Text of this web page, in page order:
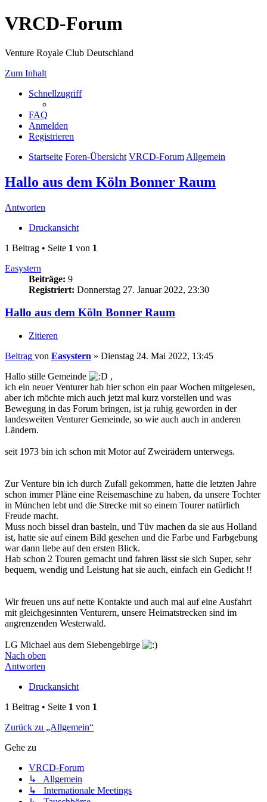
VRCD-Forum
Venture Royale Club Deutschland
Zum Inhalt
Schnellzugriff
FAQ
Anmelden
Registrieren
Startseite Foren-Übersicht VRCD-Forum Allgemein
Hallo aus dem Köln Bonner Raum
Antworten
Druckansicht
1 Beitrag • Seite 1 von 1
Easystern
Beiträge: 9
Registriert: Donnerstag 27. Januar 2022, 23:30
Hallo aus dem Köln Bonner Raum
Zitieren
Beitrag von Easystern » Dienstag 24. Mai 2022, 13:45
Hallo stille Gemeinde
,
ich ein neuer Venturer hab hier schon ein paar Wochen mitgelesen,
aber ich möchte mich auch jetzt mal kurz vorstellen und was
Bewegung in das Forum bringen, ist ja ruhig geworden in der
landesweiten Venturer Gemeinde, so wie auch auch in anderen
Ländern.
seit 1973 bin ich schon mit Motor auf Zweirädern unterwegs.
Zur Venture bin ich durch Zufall gekommen, hatte die letzten Jahre
schon immer Pläne eine Reisemaschine zu haben, da unsere Tochter
in München lebt und die Strecke mit so einem Tourer natürlich
Freude macht.
Muss noch bissel dran basteln, und Tüv machen da sie aus Holland
ist, hatte sie auf einem Bild gesehen und die Farbe und Farbgebung
war dann liebe auf den ersten Blick.
Hab schon 2 Touren gemacht und fahren lässt sie sich Super, sehr
bequem, wendig und Leistung hat sie auch, einfach ein Gedicht !!
Wir freuen uns auf nette Kontakte und auch mal auf eine Ausfahrt
mit gleichgesinnten Venturern, unsere Heimatstrecken sind im
angrenzenden Westerwald.
LG Michael aus dem Siebengebirge
Nach oben
Antworten
Druckansicht
1 Beitrag • Seite 1 von 1
Zurück zu „Allgemein“
Gehe zu
VRCD-Forum
↳ Allgemein
↳ Internationale Meetings